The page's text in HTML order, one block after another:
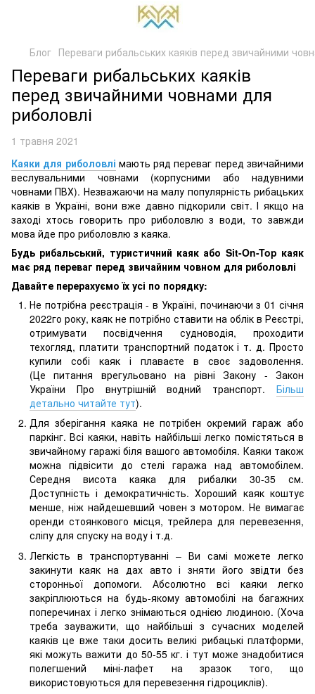
Блог Переваги рибальських каяків перед звичайними
Переваги рибальських каяків
перед звичайними човнами для
риболовлі
1 травня 2021
Каяки для риболовлі мають ряд переваг перед звичайними
веслувальними човнами (корпусними або надувними
човнами ПВХ). Незважаючи на малу популярність рибацьких
каяків в Україні, вони вже давно підкорили світ. І якщо на
заході хтось говорить про риболовлю з води, то завжди
мова йде про риболовлю з каяка.
Будь рибальський, туристичний каяк або Sit-On-Top каяк
має ряд переваг перед звичайним човном для риболовлі
Давайте перерахуємо їх усі по порядку:
Не потрібна реєстрація - в Україні, починаючи з 01 січня
2022го року, каяк не потрібно ставити на облік в Реєстрі,
отримувати посвідчення судноводія, проходити
техогляд, платити транспортний податок і т. д. Просто
купили собі каяк і плаваєте в своє задоволення.
(Це питання врегульовано на рівні Закону - Закон
України Про внутрішній водний транспорт. Більш
детально читайте тут).
Для зберігання каяка не потрібен окремий гараж або
паркінг. Всі каяки, навіть найбільші легко помістяться в
звичайному гаражі біля вашого автомобіля. Каяки також
можна підвісити до стелі гаража над автомобілем.
Середня висота каяка для рибалки 30-35 см.
Доступність і демократичність. Хороший каяк коштує
менше, ніж найдешевший човен з мотором. Не вимагає
оренди стоянкового місця, трейлера для перевезення,
сліпу для спуску на воду і т.д.
Легкість в транспортуванні – Ви самі можете легко
закинути каяк на дах авто і зняти його звідти без
сторонньої допомоги. Абсолютно всі каяки легко
закріплюються на будь-якому автомобілі на багажних
поперечинах і легко знімаються однією людиною. (Хоча
треба зауважити, що найбільші з сучасних моделей
каяків це вже таки досить великі рибацькі платформи,
які можуть важити до 50-55 кг. і тут може знадобитися
полегшений міні-лафет на зразок того, що
використовуються для перевезення гідроциклів).